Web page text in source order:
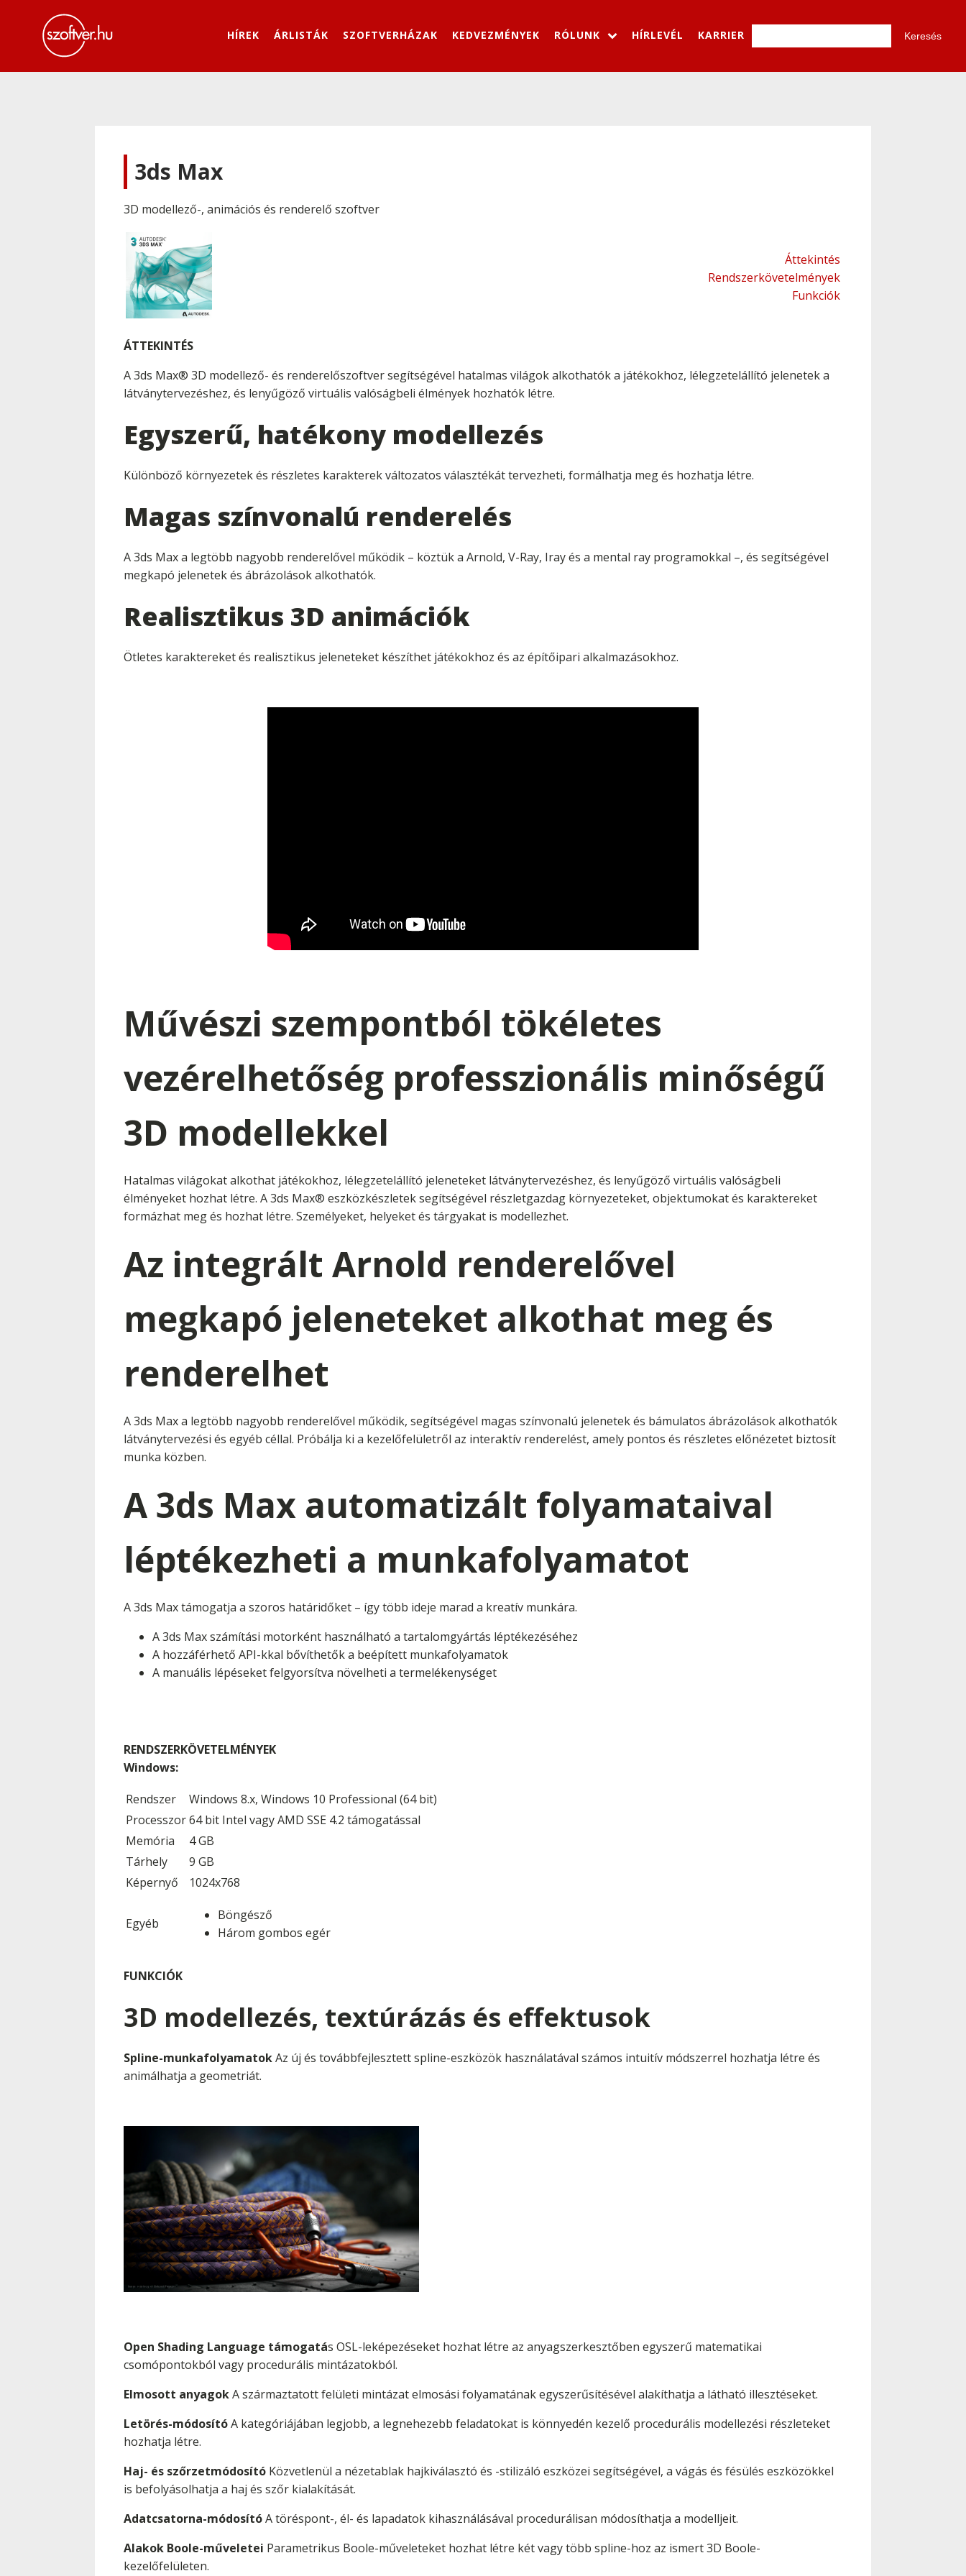
HÍREK ÁRLISTÁK SZOFTVERHÁZAK KEDVEZMÉNYEK RÓLUNK HÍRLEVÉL KARRIER
3ds Max
3D modellező-, animációs és renderelő szoftver
Áttekintés
Rendszerkövetelmények
Funkciók
ÁTTEKINTÉS
A 3ds Max® 3D modellező- és renderelőszoftver segítségével hatalmas világok alkothatók a játékokhoz, lélegzetelállító jelenetek a
látványtervezéshez, és lenyűgöző virtuális valóságbeli élmények hozhatók létre.
Egyszerű, hatékony modellezés
Különböző környezetek és részletes karakterek változatos választékát tervezheti, formálhatja meg és hozhatja létre.
Magas színvonalú renderelés
A 3ds Max a legtöbb nagyobb renderelővel működik – köztük a Arnold, V-Ray, Iray és a mental ray programokkal –, és segítségével
megkapó jelenetek és ábrázolások alkothatók.
Realisztikus 3D animációk
Ötletes karaktereket és realisztikus jeleneteket készíthet játékokhoz és az építőipari alkalmazásokhoz.
Művészi szempontból tökéletes
vezérelhetőség professzionális minőségű
3D modellekkel
Hatalmas világokat alkothat játékokhoz, lélegzetelállító jeleneteket látványtervezéshez, és lenyűgöző virtuális valóságbeli
élményeket hozhat létre. A 3ds Max® eszközkészletek segítségével részletgazdag környezeteket, objektumokat és karaktereket
formázhat meg és hozhat létre. Személyeket, helyeket és tárgyakat is modellezhet.
Az integrált Arnold renderelővel
megkapó jeleneteket alkothat meg és
renderelhet
A 3ds Max a legtöbb nagyobb renderelővel működik, segítségével magas színvonalú jelenetek és bámulatos ábrázolások alkothatók
látványtervezési és egyéb céllal. Próbálja ki a kezelőfelületről az interaktív renderelést, amely pontos és részletes előnézetet biztosít
munka közben.
A 3ds Max automatizált folyamataival
léptékezheti a munkafolyamatot
A 3ds Max támogatja a szoros határidőket – így több ideje marad a kreatív munkára.
A 3ds Max számítási motorként használható a tartalomgyártás léptékezéséhez
A hozzáférhető API-kkal bővíthetők a beépített munkafolyamatok
A manuális lépéseket felgyorsítva növelheti a termelékenységet
RENDSZERKÖVETELMÉNYEK
Windows:
Rendszer
Windows 8.x, Windows 10 Professional (64 bit)
Processzor64 bit Intel vagy AMD SSE 4.2 támogatással
Memória
4 GB
Tárhely
9 GB
Képernyő
1024x768
Egyéb
Böngésző
Három gombos egér
FUNKCIÓK
3D modellezés, textúrázás és effektusok
Spline-munkafolyamatokAz új és továbbfejlesztett spline-eszközök használatával számos intuitív módszerrel hozhatja létre és
animálhatja a geometriát.
Open Shading Language támogatás OSL-leképezéseket hozhat létre az anyagszerkesztőben egyszerű matematikai
csomópontokból vagy procedurális mintázatokból.
Elmosott anyagokA származtatott felületi mintázat elmosási folyamatának egyszerűsítésével alakíthatja a látható illesztéseket.
Letörés-módosítóA kategóriájában legjobb, a legnehezebb feladatokat is könnyedén kezelő procedurális modellezési részleteket
hozhatja létre.
Haj- és szőrzetmódosító Közvetlenül a nézetablak hajkiválasztó és -stilizáló eszközei segítségével, a vágás és fésülés eszközökkel
is befolyásolhatja a haj és szőr kialakítását.
Adatcsatorna-módosítóA töréspont-, él- és lapadatok kihasználásával procedurálisan módosíthatja a modelljeit.
Alakok Boole-műveletei Parametrikus Boole-műveleteket hozhat létre két vagy több spline-hoz az ismert 3D Boole-
kezelőfelületen.